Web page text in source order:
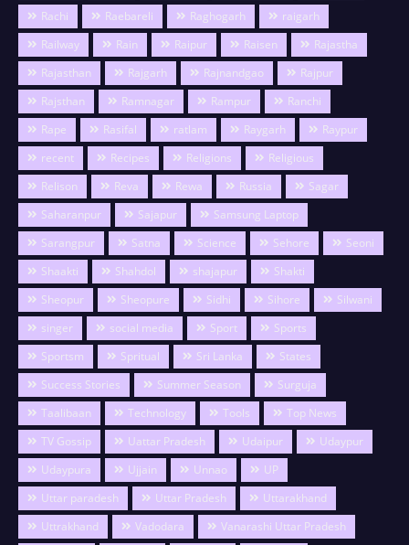
Rachi
Raebareli Raghogarh
raigarh
Railway
Rain Raipur Raisen
Rajastha
Rajasthan
Rajgarh Rajnandgao
Rajpur
Rajsthan
Ramnagar Rampur
Ranchi
Rape
Rasifal ratlam Raygarh
Raypur
recent
Recipes Religions
Religious
Relison
Reva Rewa Russia
Sagar
Saharanpur
Sajapur
Samsung Laptop
Sarangpur
Satna Science Sehore
Seoni
Shaakti
Shahdol shajapur
Shakti
Sheopur
Sheopure Sidhi Sihore
Silwani
singer
social media Sport
Sports
Sportsm
Spritual Sri Lanka
States
Success Stories
Summer Season
Surguja
Taalibaan
Technology Tools
Top News
TV Gossip
Uattar Pradesh Udaipur
Udaypur
Udaypura
Ujjain Unnao
UP
Uttar paradesh
Uttar Pradesh
Uttarakhand
Uttrakhand
Vadodara
Vanarashi Uttar Pradesh